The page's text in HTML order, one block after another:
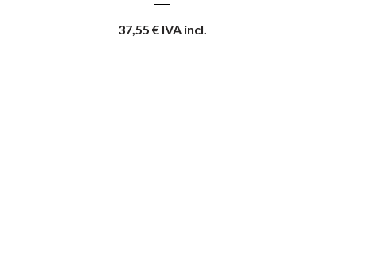
37,55 € IVA incl.